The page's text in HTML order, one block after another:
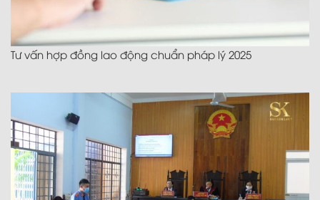
Tư vấn hợp đồng lao động chuẩn pháp lý 2025